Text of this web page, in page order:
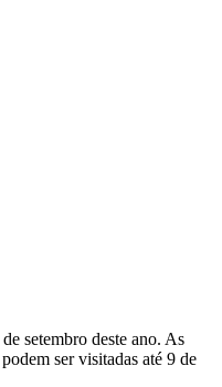
setembro deste ano. As
ser visitadas até 9 de